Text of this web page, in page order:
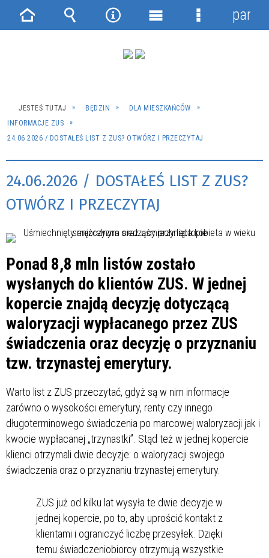
JESTEŚ TUTAJ BĘDZIN
DLA MIESZKAŃCÓW
INFORMACJE ZUS
24.06.2026 / DOSTAŁEŚ LIST Z ZUS? OTWÓRZ I PRZECZYTAJ
24.06.2026 / DOSTAŁEŚ LIST Z ZUS?
OTWÓRZ I PRZECZYTAJ
Ponad 8,8 mln listów zostało
wysłanych do klientów ZUS. W jednej
kopercie znajdą decyzję dotyczącą
waloryzacji wypłacanego przez ZUS
świadczenia oraz decyzję o przyznaniu
tzw. trzynastej emerytury.
Warto list z ZUS przeczytać, gdyż są w nim informacje
zarówno o wysokości emerytury, renty czy innego
długoterminowego świadczenia po marcowej waloryzacji jak i
kwocie wypłacanej „trzynastki”. Stąd też w jednej kopercie
klienci otrzymali dwie decyzje: o waloryzacji swojego
świadczenia oraz o przyznaniu trzynastej emerytury.
ZUS już od kilku lat wysyła te dwie decyzje w
jednej kopercie, po to, aby uprościć kontakt z
klientami i ograniczyć liczbę przesyłek. Dzięki
temu świadczeniobiorcy otrzymują wszystkie
Strona Wyszukiwarka
NarzędziaMenu
Menu
panel